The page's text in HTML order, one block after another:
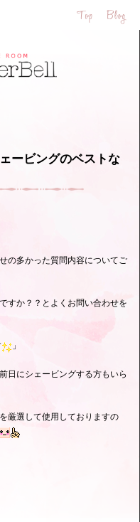
ービングのベストな
の多かった質問内容についてご
すか？？とよくお問い合わせを
」
日にシェービングする方もいら
厳選して使用しておりますの